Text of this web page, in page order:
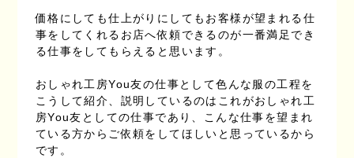
価格にしても仕上がりにしてもお客様が望まれる仕
事をしてくれるお店へ依頼できるのが一番満足でき
る仕事をしてもらえると思います。
おしゃれ工房You友の仕事として色んな服の工程を
こうして紹介、説明しているのはこれがおしゃれ工
房You友としての仕事であり、こんな仕事を望まれ
ている方からご依頼をしてほしいと思っているから
です。